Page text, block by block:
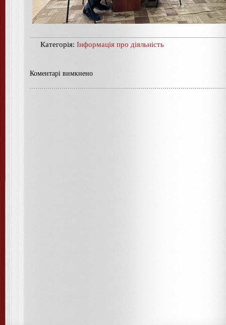
Категорія: Інформація про діяльність
Коментарі вимкнено